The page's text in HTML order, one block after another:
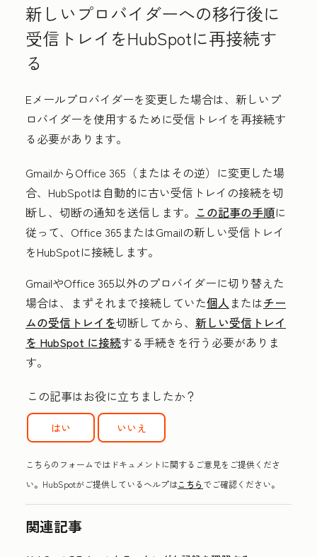
新しいプロバイダーへの移行後に
受信トレイをHubSpotに再接続す
る
Eメールプロバイダーを変更した場合は、新しいプ
ロバイダーを使用するために受信トレイを再接続す
る必要があります。
GmailからOffice 365（またはその逆）に変更した場
合、HubSpotは自動的に古い受信トレイの接続を切
断し、切断の通知を送信します。 この記事の手順に
従って、Office 365またはGmailの新しい受信トレイ
をHubSpotに接続します。
GmailやOffice 365以外のプロバイダーに切り替えた
場合は、まずそれまで接続していた個人 またはチー
ムの受信トレイを切断してから、 新しい受信トレイ
を HubSpot に接続する手続きを行う必要がありま
す。
この記事はお役に立ちましたか？
はい いいえ
こちらのフォームではドキュメントに関するご意見をご提供くださ
い。HubSpotがご提供しているヘルプはこちらでご確認ください。
関連記事